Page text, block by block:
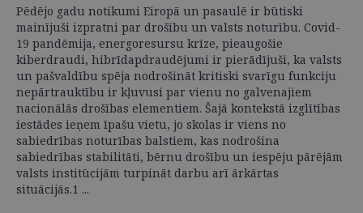
Pēdējo gadu notikumi Eiropā un pasaulē ir būtiski
mainījuši izpratni par drošību un valsts noturību. Covid-
19 pandēmija, energoresursu krīze, pieaugošie
kiberdraudi, hibrīdapdraudējumi ir pierādījuši, ka valsts
un pašvaldību spēja nodrošināt kritiski svarīgu funkciju
nepārtrauktību ir kļuvusi par vienu no galvenajiem
nacionālās drošības elementiem. Šajā kontekstā izglītības
iestādes ieņem īpašu vietu, jo skolas ir viens no
sabiedrības noturības balstiem, kas nodrošina
sabiedrības stabilitāti, bērnu drošību un iespēju pārējām
valsts institūcijām turpināt darbu arī ārkārtas
situācijās.1 ...